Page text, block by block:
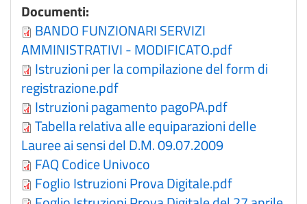
Documenti:
BANDO FUNZIONARI SERVIZI
AMMINISTRATIVI - MODIFICATO.pdf
Istruzioni per la compilazione del form di
registrazione.pdf
Istruzioni pagamento pagoPA.pdf
Tabella relativa alle equiparazioni delle
Lauree ai sensi del D.M. 09.07.2009
FAQ Codice Univoco
Foglio Istruzioni Prova Digitale.pdf